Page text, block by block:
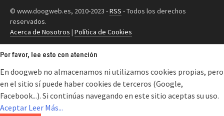
© www.doogweb.es, 2010-2023 -RSS - Todos los derechos
reservados.
Acerca de Nosotros | Política de Cookies
Por favor, lee esto con atención
En doogweb no almacenamos ni utilizamos cookies propias, pero
en el sitio sí puede haber cookies de terceros (Google,
Facebook...). Si continúas navegando en este sitio aceptas su uso.
Aceptar Leer Más...